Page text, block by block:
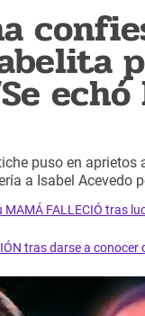
puso en
a Isabel Acevedo
FALLECIÓ tras
tras darse a